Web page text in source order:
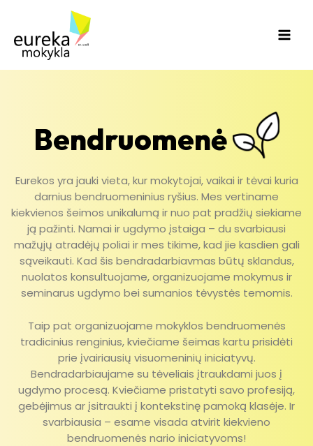
turinio
Bendruomenė
Eurekos yra jauki vieta, kur mokytojai, vaikai ir tėvai kuria
darnius bendruomeninius ryšius. Mes vertiname
kiekvienos šeimos unikalumą ir nuo pat pradžių siekiame
ją pažinti. Namai ir ugdymo įstaiga – du svarbiausi
mažųjų atradėjų poliai ir mes tikime, kad jie kasdien gali
sąveikauti. Kad šis bendradarbiavmas būtų sklandus,
nuolatos konsultuojame, organizuojame mokymus ir
seminarus ugdymo bei sumanios tėvystės temomis.
Taip pat organizuojame mokyklos bendruomenės
tradicinius renginius, kviečiame šeimas kartu prisidėti
prie įvairiausių visuomeninių iniciatyvų.
Bendradarbiaujame su tėveliais įtraukdami juos į
ugdymo procesą. Kviečiame pristatyti savo profesiją,
gebėjimus ar įsitraukti į kontekstinę pamoką klasėje. Ir
svarbiausia – esame visada atvirit kiekvieno
bendruomenės nario iniciatyvoms!